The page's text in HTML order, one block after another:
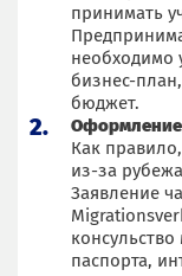
принимать
необходимо
бизнес-
бюджет.
Как
из-за
Заявление
паспорта,